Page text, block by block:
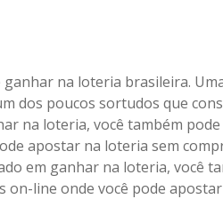
na loteria brasileira.
dos poucos sortudos que
na loteria, você também
apostar na loteria sem
em ganhar na loteria, você
line onde você pode